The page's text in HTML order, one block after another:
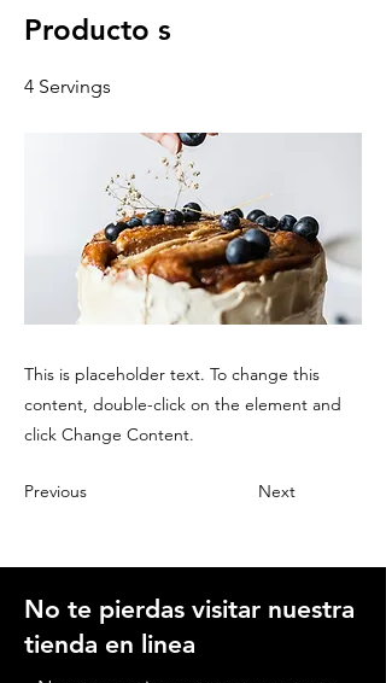
Producto s
4 Servings
This is placeholder text. To change this
content, double-click on the element and
click Change Content.
Previous Next
No te pierdas visitar nuestra
tienda en linea